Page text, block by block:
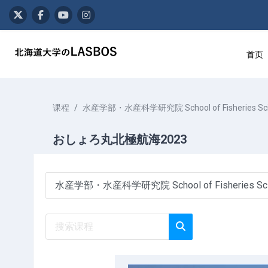
首页
课程 水産学部・水産科学研究院 School of Fisheries
おしょろ丸北極航海2023
课程类别
搜索课程